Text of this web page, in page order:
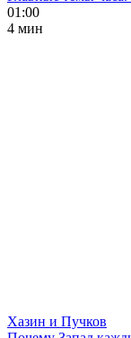
01:00
4 мин
Хазин и Пучков